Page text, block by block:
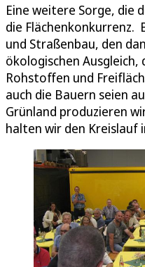
Eine weitere Sorge, die
die Flächenkonkurrenz.
und Straßenbau, den
ökologischen Ausgleich,
Rohstoffen und
auch die Bauern seien
Grünland produzieren
halten wir den Kreislauf